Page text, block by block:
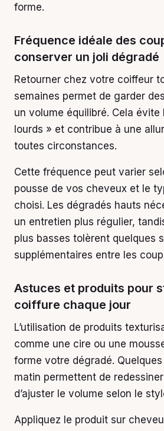
forme.
Fréquence idéale des
conserver un joli dégradé
Retourner chez votre coiffeur
semaines permet de garder
un volume équilibré. Cela évite
lourds » et contribue à une
toutes circonstances.
Cette fréquence peut varier
pousse de vos cheveux et le
choisi. Les dégradés hauts
un entretien plus régulier,
plus basses tolèrent quelques
supplémentaires entre les
Astuces et produits pour
coiffure chaque jour
L’utilisation de produits
comme une cire ou une
forme votre dégradé.
matin permettent de
d’ajuster le volume selon le
Appliquez le produit sur